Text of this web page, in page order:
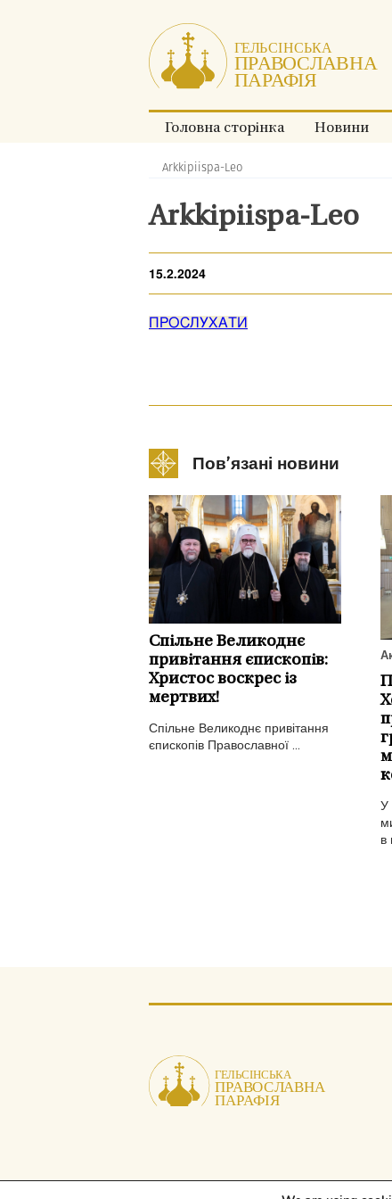
до
змісту.
Головна сторінка Новини
Хлібні
Arkkipiispa-Leo
Arkkipiispa-Leo
15.2.2024
ПРОСЛУХАТИ
Пов’язані новини
Спільне Великоднє
привітання єпископів:
Христос воскрес із
мертвих!
Спільне Великоднє привітання
єпископів Православної ...
У
в